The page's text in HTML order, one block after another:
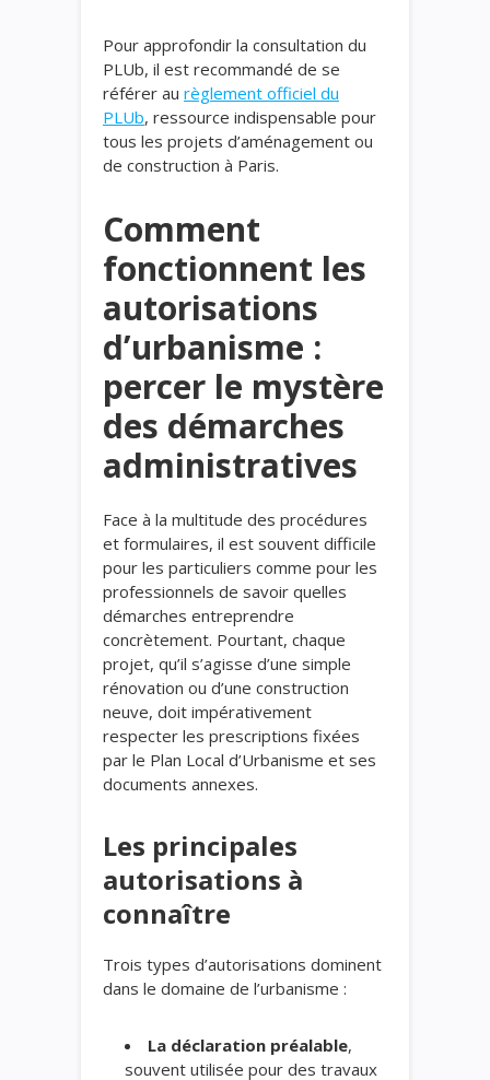
Pour approfondir la consultation du
PLUb, il est recommandé de se
référer au règlement officiel du
PLUb, ressource indispensable pour
tous les projets d’aménagement ou
de construction à Paris.
Comment
fonctionnent les
autorisations
d’urbanisme :
percer le mystère
des démarches
administratives
Face à la multitude des procédures
et formulaires, il est souvent difficile
pour les particuliers comme pour les
professionnels de savoir quelles
démarches entreprendre
concrètement. Pourtant, chaque
projet, qu’il s’agisse d’une simple
rénovation ou d’une construction
neuve, doit impérativement
respecter les prescriptions fixées
par le Plan Local d’Urbanisme et ses
documents annexes.
Les principales
autorisations à
connaître
Trois types d’autorisations dominent
dans le domaine de l’urbanisme :
La déclaration préalable,
souvent utilisée pour des travaux